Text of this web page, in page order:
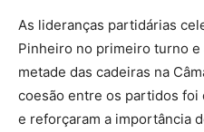
As lideranças partidárias
Pinheiro no primeiro turno e
metade das cadeiras na
coesão entre os partidos
e reforçaram a importância